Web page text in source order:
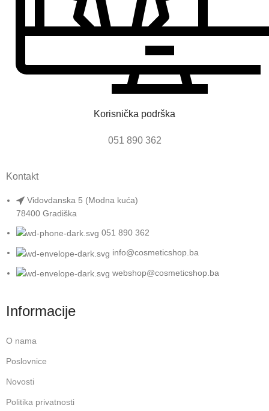
Korisnička podrška
051 890 362
Kontakt
Vidovdanska 5 (Modna kuća)
78400 Gradiška
051 890 362
info@cosmeticshop.ba
webshop@cosmeticshop.ba
Informacije
O nama
Poslovnice
Novosti
Politika privatnosti